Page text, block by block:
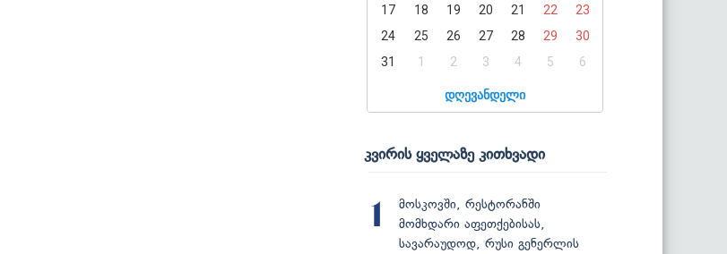
17
18 19 20 21 22
23
24
25 26 27 28 29
30
31
1 2 3 4 5 6
დღევანდელი
კვირის ყველაზე კითხვადი
1
მოსკოვში, რესტორანში
მომხდარი აფეთქებისას,
სავარაუდოდ, რუსი გენერლის